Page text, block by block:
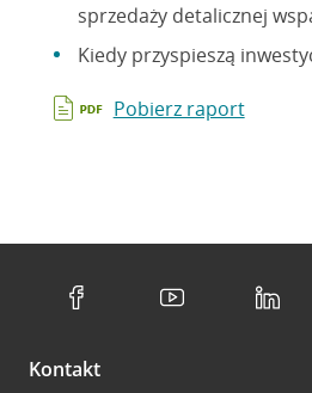
sprzedaży detalicznej
Kiedy przyspieszą
Pobierz raport
Kontakt